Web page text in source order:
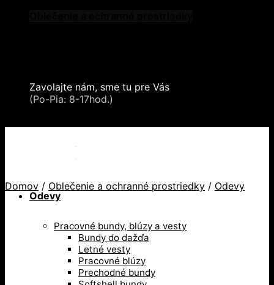
Zavolajte nám, sme tu pre Vás
(Po-Pia: 8-17hod.)
Odevy
Pracovné bundy, blúzy a vesty
Bundy do dažďa
Letné vesty
Pracovné blúzy
Prechodné bundy
Domov / Oblečenie a ochranné prostriedky / Odevy